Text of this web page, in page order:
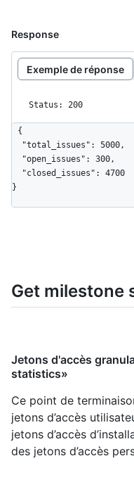
Response
Exemple de réponse
Status: 200
{
}
Get milestone
Jetons d'accès
statistics»
Ce point de
jetons d’accès
jetons d’accès
des jetons d’accès